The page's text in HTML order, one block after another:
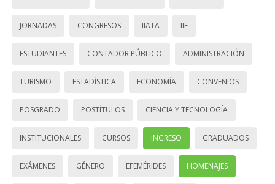
JORNADAS CONGRESOS IIATA IIE
ESTUDIANTES CONTADOR PÚBLICO ADMINISTRACIÓN
TURISMO ESTADÍSTICA ECONOMÍA CONVENIOS
POSGRADO POSTÍTULOS CIENCIA Y TECNOLOGÍA
INSTITUCIONALES CURSOS INGRESO GRADUADOS
EXÁMENES GÉNERO EFEMÉRIDES HOMENAJES